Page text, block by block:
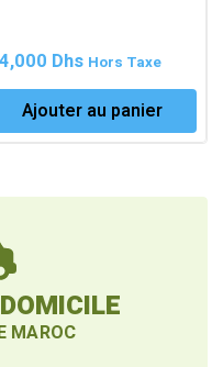
Dhs Hors Taxe
Ajouter au panier
MAROC